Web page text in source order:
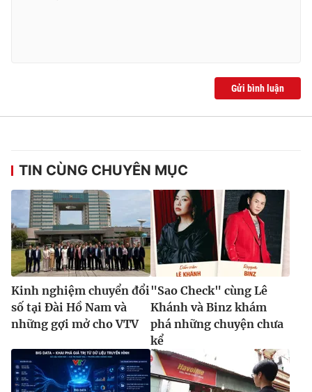
Gửi bình luận
TIN CÙNG CHUYÊN MỤC
Kinh nghiệm chuyển đổi
số tại Đài Hồ Nam và
những gợi mở cho VTV
"Sao Check" cùng Lê
Khánh và Binz khám
phá những chuyện chưa
kể